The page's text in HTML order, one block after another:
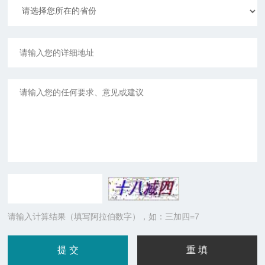
请输入计算结果（填写阿拉伯数字），如：三加四=7